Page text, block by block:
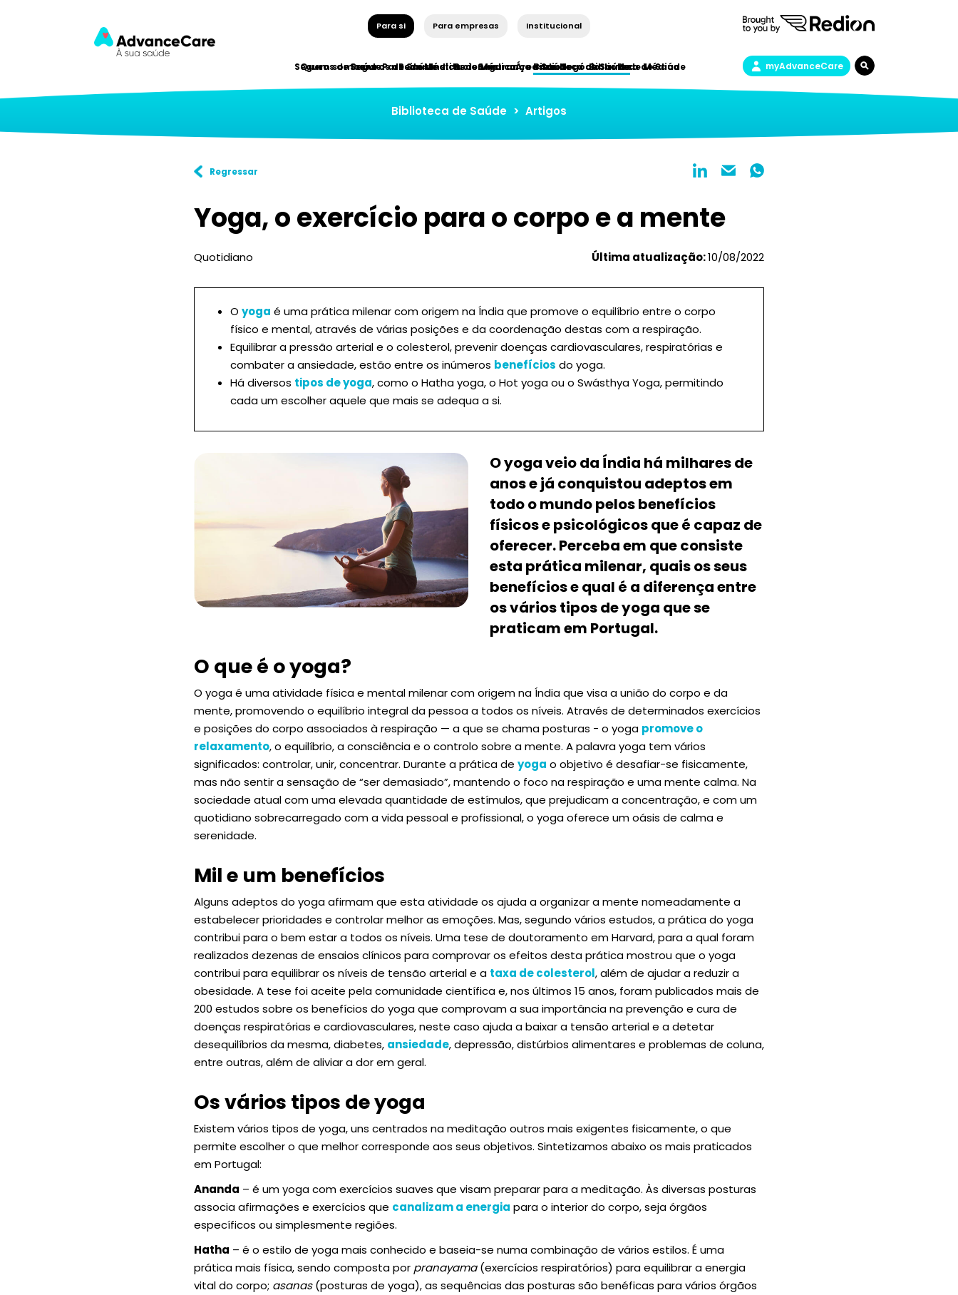
Para si Para empresas Institucional
Seguros de Saúde Rede Médica Biblioteca de Saúde
Seguros de Saúde Rede Médica Segurança e Saúde Biblioteca de Saúde
Quem somos Parceiros Institucionais Áreas de Negócio Rede Médica myAdvanceCare
Biblioteca de Saúde > Artigos
Regressar
Yoga, o exercício para o corpo e a mente
Quotidiano Última atualização:10/08/2022
O yoga é uma prática milenar com origem na Índia que promove o equilíbrio entre o corpo
físico e mental, através de várias posições e da coordenação destas com a respiração.
Equilibrar a pressão arterial e o colesterol, prevenir doenças cardiovasculares, respiratórias e
combater a ansiedade, estão entre os inúmeros benefícios do yoga.
Há diversos tipos de yoga, como o Hatha yoga, o Hot yoga ou o Swásthya Yoga, permitindo
cada um escolher aquele que mais se adequa a si.
O yoga veio da Índia há milhares de
anos e já conquistou adeptos em
todo o mundo pelos benefícios
físicos e psicológicos que é capaz de
oferecer. Perceba em que consiste
esta prática milenar, quais os seus
benefícios e qual é a diferença entre
os vários tipos de yoga que se
praticam em Portugal.
O que é o yoga?
O yoga é uma atividade física e mental milenar com origem na Índia que visa a união do corpo e da
mente, promovendo o equilíbrio integral da pessoa a todos os níveis. Através de determinados exercícios
e posições do corpo associados à respiração — a que se chama posturas - o yoga promove o
relaxamento, o equilíbrio, a consciência e o controlo sobre a mente. A palavra yoga tem vários
significados: controlar, unir, concentrar. Durante a prática de yoga o objetivo é desafiar-se fisicamente,
mas não sentir a sensação de “ser demasiado”, mantendo o foco na respiração e uma mente calma. Na
sociedade atual com uma elevada quantidade de estímulos, que prejudicam a concentração, e com um
quotidiano sobrecarregado com a vida pessoal e profissional, o yoga oferece um oásis de calma e
serenidade.
Mil e um benefícios
Alguns adeptos do yoga afirmam que esta atividade os ajuda a organizar a mente nomeadamente a
estabelecer prioridades e controlar melhor as emoções. Mas, segundo vários estudos, a prática do yoga
contribui para o bem estar a todos os níveis. Uma tese de doutoramento em Harvard, para a qual foram
realizados dezenas de ensaios clínicos para comprovar os efeitos desta prática mostrou que o yoga
contribui para equilibrar os níveis de tensão arterial e a taxa de colesterol, além de ajudar a reduzir a
obesidade. A tese foi aceite pela comunidade científica e, nos últimos 15 anos, foram publicados mais de
200 estudos sobre os benefícios do yoga que comprovam a sua importância na prevenção e cura de
doenças respiratórias e cardiovasculares, neste caso ajuda a baixar a tensão arterial e a detetar
desequilíbrios da mesma, diabetes, ansiedade, depressão, distúrbios alimentares e problemas de coluna,
entre outras, além de aliviar a dor em geral.
Os vários tipos de yoga
Existem vários tipos de yoga, uns centrados na meditação outros mais exigentes fisicamente, o que
permite escolher o que melhor corresponde aos seus objetivos. Sintetizamos abaixo os mais praticados
em Portugal:
Ananda – é um yoga com exercícios suaves que visam preparar para a meditação. Às diversas posturas
associa afirmações e exercícios que canalizam a energia para o interior do corpo, seja órgãos
específicos ou simplesmente regiões.
Hatha – é o estilo de yoga mais conhecido e baseia-se numa combinação de vários estilos. É uma
prática mais física, sendo composta por pranayama(exercícios respiratórios) para equilibrar a energia
vital do corpo; asanas(posturas de yoga), as sequências das posturas são benéficas para vários órgãos